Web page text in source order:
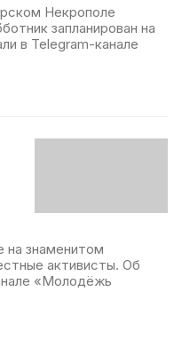
Некрополе
запланирован на
в Telegram-канале
на знаменитом
активисты. Об
«Молодёжь